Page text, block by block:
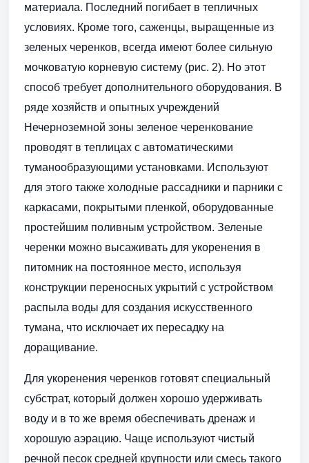
материала. Последний погибает в тепличных
условиях. Кроме того, саженцы, выращенные из
зеленых черенков, всегда имеют более сильную
мочковатую корневую систему (рис. 2). Но этот
способ требует дополнительного оборудования. В
ряде хозяйств и опытных учреждений
Нечерноземной зоны зеленое черенкование
проводят в теплицах с автоматическими
туманообразующими установками. Используют
для этого также холодные рассадники и парники с
каркасами, покрытыми пленкой, оборудованные
простейшим поливным устройством. Зеленые
черенки можно высаживать для укоренения в
питомник на постоянное место, используя
конструкции переносных укрытий с устройством
распыла воды для создания искусственного
тумана, что исключает их пересадку на
доращивание.
Для укоренения черенков готовят специальный
субстрат, который должен хорошо удерживать
воду и в то же время обеспечивать дренаж и
хорошую аэрацию. Чаще используют чистый
речной песок средней крупности или смесь такого